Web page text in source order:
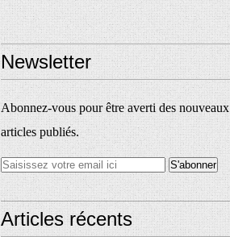
Newsletter
Abonnez-vous pour être averti des nouveaux
articles publiés.
Articles récents